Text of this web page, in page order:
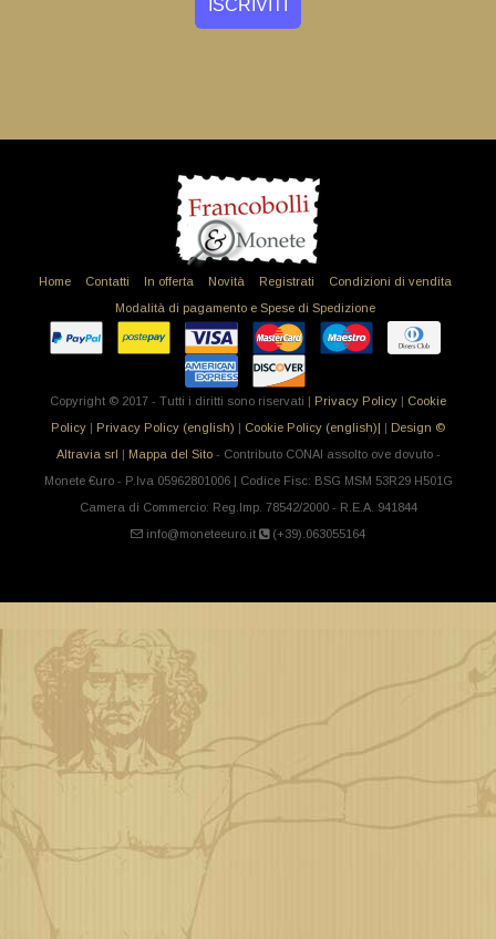
Home Contatti In offerta Novità Registrati
Condizioni di vendita
Modalità di pagamento e Spese di Spedizione
Copyright © 2017 - Tutti i diritti sono riservati | Privacy Policy | Cookie
Policy | Privacy Policy (english) | Cookie Policy (english)| | Design ©
Altravia srl | Mappa del Sito- Contributo CONAI assolto ove dovuto -
Monete €uro - P.Iva 05962801006 | Codice Fisc: BSG MSM 53R29 H501G
Camera di Commercio: Reg.Imp. 78542/2000 - R.E.A. 941844
info@moneteeuro.it
(+39).063055164